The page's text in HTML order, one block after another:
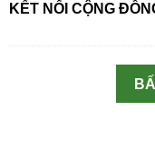
KẾT NỐI CỘNG